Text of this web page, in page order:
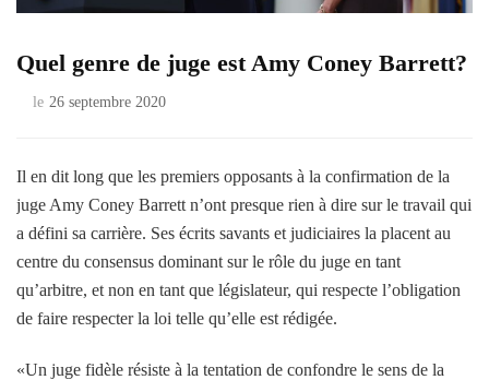
Quel genre de juge est Amy Coney Barrett?
le 26 septembre 2020
Il en dit long que les premiers opposants à la confirmation de la
juge Amy Coney Barrett n’ont presque rien à dire sur le travail qui
a défini sa carrière. Ses écrits savants et judiciaires la placent au
centre du consensus dominant sur le rôle du juge en tant
qu’arbitre, et non en tant que législateur, qui respecte l’obligation
de faire respecter la loi telle qu’elle est rédigée.
«Un juge fidèle résiste à la tentation de confondre le sens de la